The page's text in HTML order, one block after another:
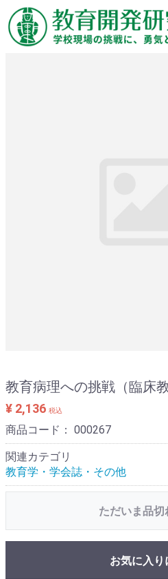
教育病理への挑戦（臨床
¥ 2,136 税込
商品コード： 000267
関連カテゴリ
教育学・学会誌・その他
ただいま品切
お気に入り